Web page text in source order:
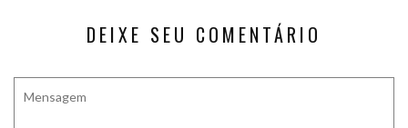
DEIXE SEU COMENTÁRIO